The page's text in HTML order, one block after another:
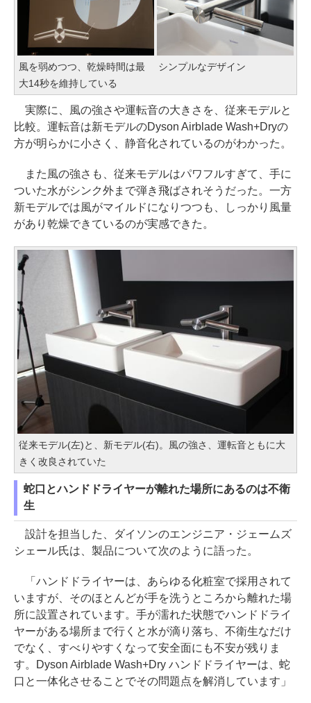
風を弱めつつ、乾燥時間は最
大14秒を維持している
シンプルなデザイン
実際に、風の強さや運転音の大きさを、従来モデルと
比較。運転音は新モデルのDyson Airblade Wash+Dryの
方が明らかに小さく、静音化されているのがわかった。
また風の強さも、従来モデルはパワフルすぎて、手に
ついた水がシンク外まで弾き飛ばされそうだった。一方
新モデルでは風がマイルドになりつつも、しっかり風量
があり乾燥できているのが実感できた。
従来モデル(左)と、新モデル(右)。風の強さ、運転音ともに大
きく改良されていた
蛇口とハンドドライヤーが離れた場所にあるのは不衛
生
設計を担当した、ダイソンのエンジニア・ジェームズ
シェール氏は、製品について次のように語った。
「ハンドドライヤーは、あらゆる化粧室で採用されて
いますが、そのほとんどが手を洗うところから離れた場
所に設置されています。手が濡れた状態でハンドドライ
ヤーがある場所まで行くと水が滴り落ち、不衛生なだけ
でなく、すべりやすくなって安全面にも不安が残りま
す。Dyson Airblade Wash+Dry ハンドドライヤーは、蛇
口と一体化させることでその問題点を解消しています」